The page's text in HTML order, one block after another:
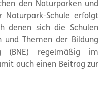
den Naturparken und
Naturpark-Schule erfolgt
denen sich die Schulen
und Themen der Bildung
(BNE) regelmäßig im
auch einen Beitrag zur